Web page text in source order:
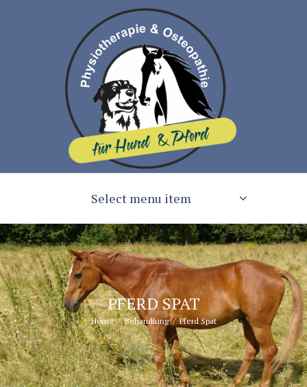
Select menu item
PFERD SPAT
Home Behandlung Pferd Spat